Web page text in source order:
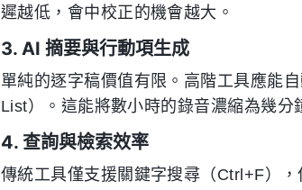
遲越低，會中校正的機會越大。
3. AI 摘要與行動項生成
單純的逐字稿價值有限。高階工具應能
List）。這能將數小時的錄音濃縮為幾分
4. 查詢與檢索效率
傳統工具僅支援關鍵字搜尋（Ctrl+F）